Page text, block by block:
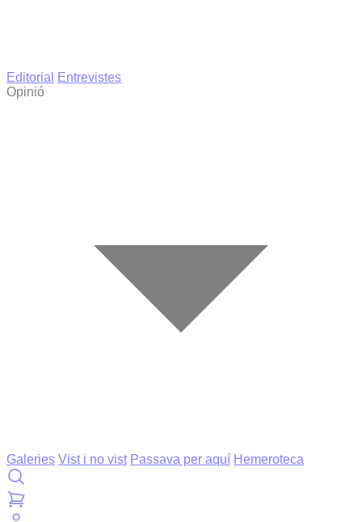
Editorial
Entrevistes
Opinió
Galeries Vist i no vist Passava per aquí Hemeroteca